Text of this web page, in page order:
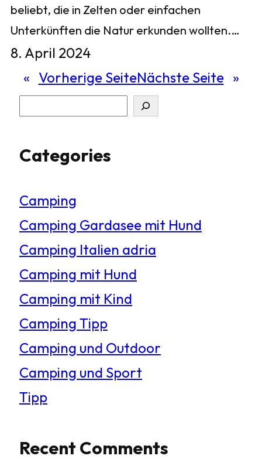
beliebt, die in Zelten oder einfachen
Unterkünften die Natur erkunden wollten.…
8. April 2024
« Vorherige SeiteNächste Seite »
c
e
n
Categories
Camping
Camping Gardasee mit Hund
Camping Italien adria
Camping mit Hund
Camping mit Kind
Camping Tipp
Camping und Outdoor
Camping und Sport
Tipp
Recent Comments